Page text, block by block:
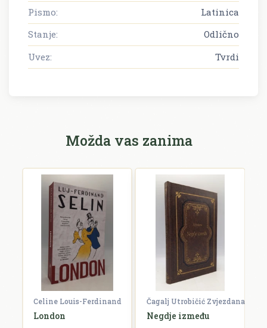
Pismo:
Latinica
Stanje:
Odlično
Uvez:
Tvrdi
Možda vas zanima
Celine Louis-Ferdinand
London
Čagalj Utrobičić Zvjezdana
Negdje između